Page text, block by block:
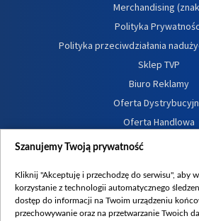
Merchandising
Polityka
Polityka przeciwdziałania
Sklep TVP
Biuro Reklamy
Oferta
Oferta Handlowa
Dostępność
Procedura zgłoszeń
Szanujemy Twoją prywatność
Kliknij "Akceptuję i przechodzę do serwisu", aby
korzystanie z technologii automatycznego
dostęp do informacji na Twoim urządzeniu
przechowywanie oraz na przetwarzanie Twoich